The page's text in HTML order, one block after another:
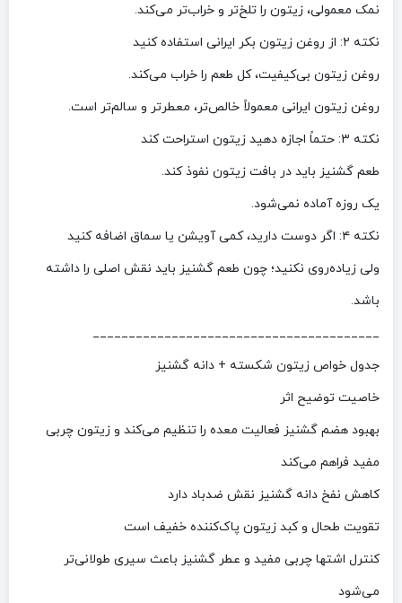
نمک معمولی، زیتون را تلخ‌تر و خراب‌تر می‌کند.
نکته ۲: از روغن زیتون بکر ایرانی استفاده کنید
روغن زیتون بی‌کیفیت، کل طعم را خراب می‌کند.
روغن زیتون ایرانی معمولاً خالص‌تر، معطرتر و سالم‌تر است.
نکته ۳: حتماً اجازه دهید زیتون استراحت کند
طعم گشنیز باید در بافت زیتون نفوذ کند.
یک روزه آماده نمی‌شود.
نکته ۴: اگر دوست دارید، کمی آویشن یا سماق اضافه کنید
ولی زیاده‌روی نکنید؛ چون طعم گشنیز باید نقش اصلی را داشته
باشد.
________________________________________
جدول خواص زیتون شکسته + دانه گشنیز
خاصیت توضیح اثر
بهبود هضم گشنیز فعالیت معده را تنظیم می‌کند و زیتون چربی
مفید فراهم می‌کند
کاهش نفخ دانه گشنیز نقش ضدباد دارد
تقویت طحال و کبد زیتون پاک‌کننده خفیف است
کنترل اشتها چربی مفید و عطر گشنیز باعث سیری طولانی‌تر
می‌شود